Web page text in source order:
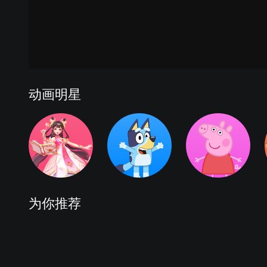
动画明星
为你推荐